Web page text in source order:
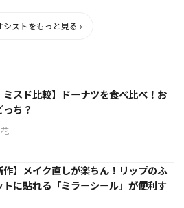
シストをもっと見る ›
ミスド比較】ドーナツを食べ比べ！お
ち？
作】メイク直しが楽ちん！リップのふ
トに貼れる「ミラーシール」が便利す